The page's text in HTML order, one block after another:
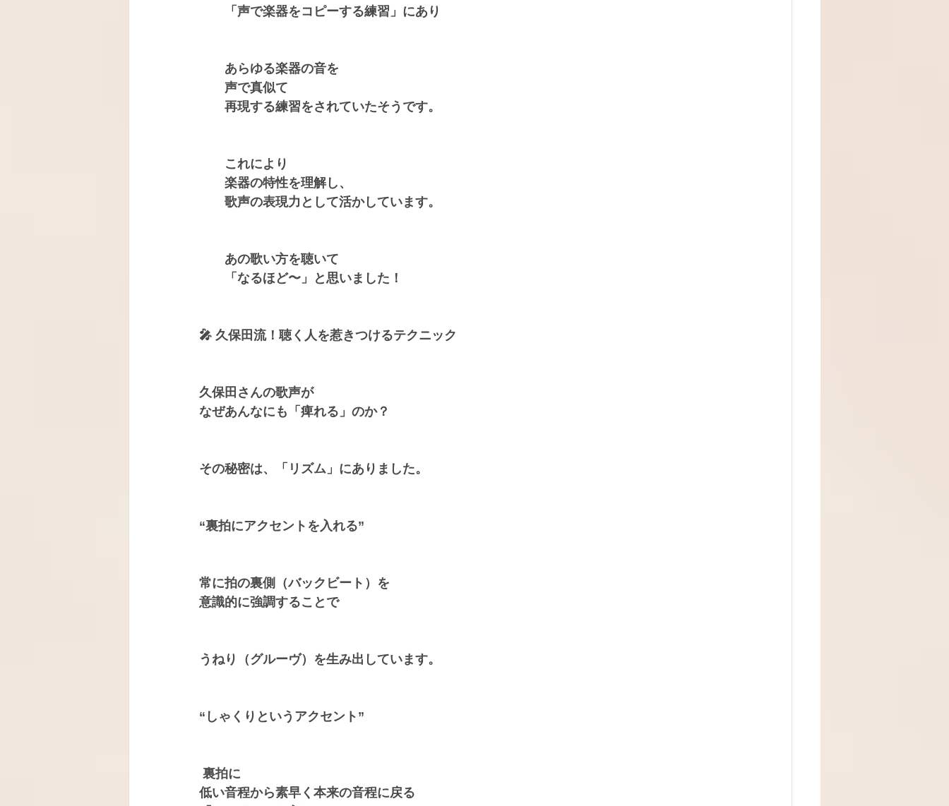
「 声で楽器をコピーする練習」にあり
あらゆる楽器の音を
声で真似て
再現する練習をされていたそうです。
これにより
楽器の特性を理解し、
歌声の表現力として活かしています。
あの歌い方を聴いて
「なるほど〜」と思いました！
🎤 久保田流！聴く人を惹きつけるテクニック
久保田さんの歌声が
なぜあんなにも「痺れる」のか？
その秘密は、「リズム」にありました。
“裏拍にアクセントを入れる”
常に拍の裏側（バックビート）を
意識的に強調することで
うねり（グルーヴ）を生み出しています。
“しゃくりというアクセント”
裏拍に
低い音程から素早く本来の音程に戻る